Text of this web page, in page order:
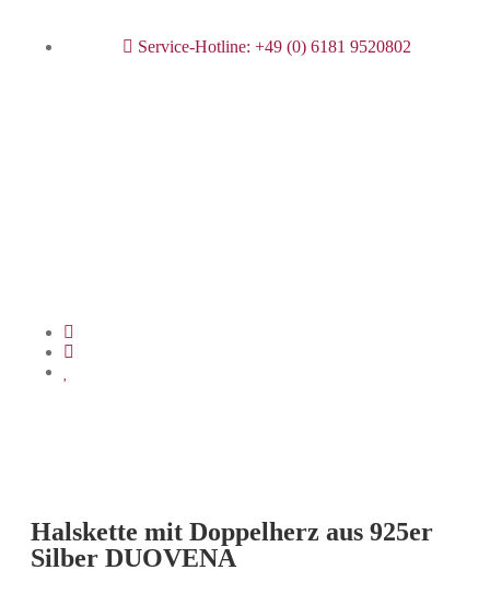
Service-Hotline: +49 (0) 6181 9520802
Halskette mit Doppelherz aus 925er
Silber DUOVENA